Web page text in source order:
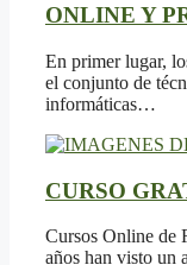
ONLINE Y
En primer lugar,
el conjunto de
informáticas…
CURSO
Cursos Online de
años han visto un